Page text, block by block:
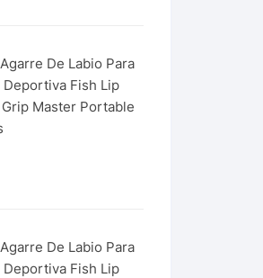
De Labio Para
Deportiva Fish Lip
Master Portable
De Labio Para
Deportiva Fish Lip